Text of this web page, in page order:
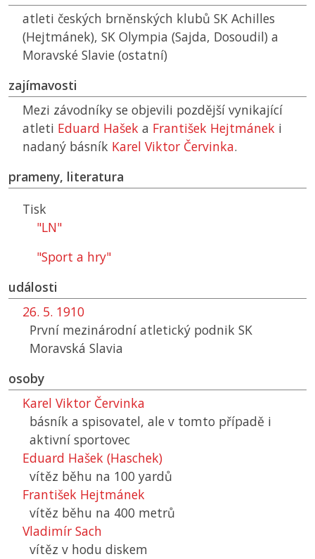
atleti českých brněnských klubů SK Achilles
(Hejtmánek), SK Olympia (Sajda, Dosoudil) a
Moravské Slavie (ostatní)
zajímavosti
Mezi závodníky se objevili pozdější vynikající
atleti Eduard Hašek a František Hejtmánek i
nadaný básník Karel Viktor Červinka.
prameny, literatura
Tisk
"LN"
"Sport a hry"
události
26. 5. 1910
První mezinárodní atletický podnik SK
Moravská Slavia
osoby
Karel Viktor Červinka
básník a spisovatel, ale v tomto případě i
aktivní sportovec
Eduard Hašek (Haschek)
vítěz běhu na 100 yardů
František Hejtmánek
vítěz běhu na 400 metrů
Vladimír Sach
vítěz v hodu diskem